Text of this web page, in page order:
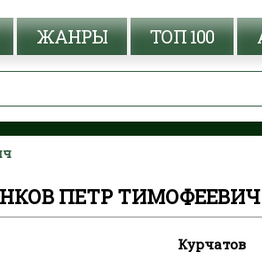
ЖАНРЫ ТОП 100
ПЕТР ТИМОФЕЕВИЧ
Курчатов